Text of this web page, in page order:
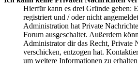
Hierfür kann es drei Gründe geben:
registriert und / oder nicht
Administration hat Private
Forum ausgeschaltet. Außerdem
Administrator dir das Recht, Private
verschicken, entzogen hat.
um weitere Informationen zu